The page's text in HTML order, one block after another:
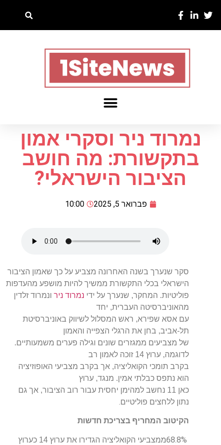
נמרוד ניר וסקרי אמון
בתקשורת: מה חושב
הציבור הישראלי?
פברואר 5, 2025 10:00
סקר שנערך בשנה האחרונה מצביע על כך שאמון הציבור
הישראלי בכלי התקשורת ממשיך להיות מושפע מהעדפות
פוליטיות. המחקר, שנערך על ידי נמרוד ניר ונמרוד זלדין
מהאוניברסיטה העברית, יחד
עם אסא שפירא, ראש המסלול לשיווק באוניברסיטת
תל-אביב, בחן את הרגלי הצפייה והאמון
של מצביעים ממגזרים שונים וגילה פערים משמעותיים.
לדוגמה, ערוץ 14 זוכה לאמון רב
בקרב תומכי הקואליציה, אך בקרב מצביעי האופוזיציה
הוא נתפס כבלתי אמין. מנגד, ערוץ
כאן 11 נחשב למהימן יחסית עבור רוב הציבור, אך גם
נתון ללחצים פוליטיים.
הקיטוב המחריף בצריכת חדשות
68.8%
ממצביעי הקואליציה הגדירו את ערוץ 14 כערוץ